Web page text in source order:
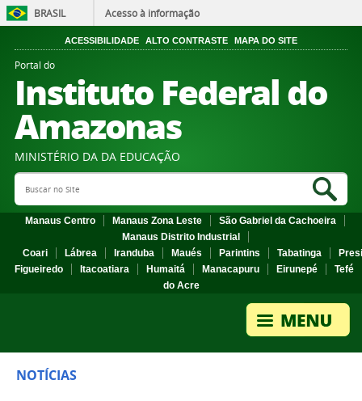
BRASIL Acesso à informação
ACESSIBILIDADE ALTO CONTRASTE MAPA DO SITE
Portal do
Instituto Federal do
Amazonas
MINISTÉRIO DA DA EDUCAÇÃO
Search Site
Manaus Centro Manaus Zona Leste
São Gabriel da Cachoeira
Manaus Distrito Industrial
Coari
Lábrea Iranduba Maués Parintins Tabatinga
Figueiredo
Itacoatiara Humaitá Manacapuru Eirunepé
Tefé
do Acre
NOTÍCIAS